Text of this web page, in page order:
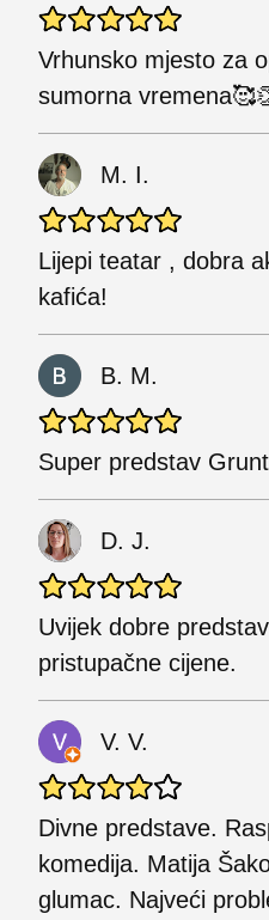
Vrhunsko mjesto za
sumorna
M. I.
Lijepi teatar , dobra
kafića!
B. M.
Super predstav
D. J.
Uvijek dobre
pristupačne cijene.
V. V.
Divne predstave.
komedija. Matija
glumac. Najveći